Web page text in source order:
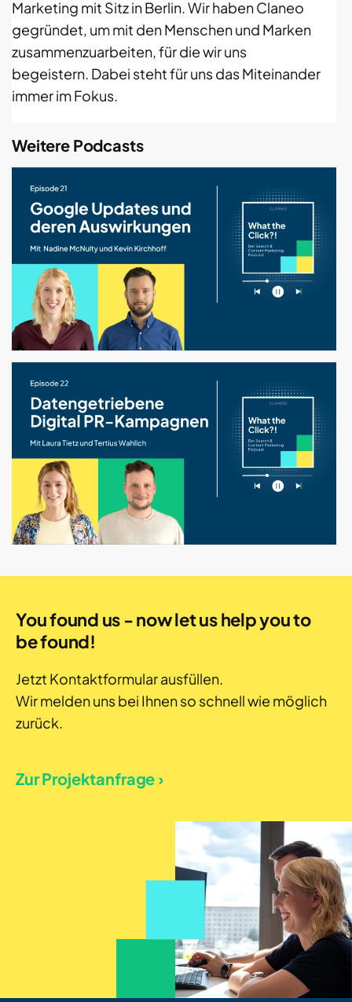
Marketing mit Sitz in Berlin. Wir haben Claneo
gegründet, um mit den Menschen und Marken
zusammenzuarbeiten, für die wir uns
begeistern. Dabei steht für uns das Miteinander
immer im Fokus.
Weitere Podcasts
You found us - now let us help you to
be found!
Jetzt Kontaktformular ausfüllen.
Wir melden uns bei Ihnen so schnell wie möglich
zurück.
Zur Projektanfrage ›